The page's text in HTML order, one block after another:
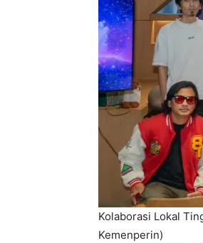
Kolaborasi Lokal
Kemenperin)